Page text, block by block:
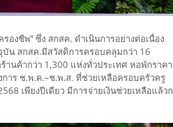
องชีพ” ซึ่ง สกสค. ดำเนินการอย่างต่อเนื่อง
น สกสค.มีสวัสดิการครอบคลุมกว่า 16
นค้ากว่า 1,300 แห่งทั่วประเทศ หอพักราคา
าร ช.พ.ค.–ช.พ.ส. ที่ช่วยเหลือครอบครัวครู
เพียงปีเดียว มีการจ่ายเงินช่วยเหลือแล้วก